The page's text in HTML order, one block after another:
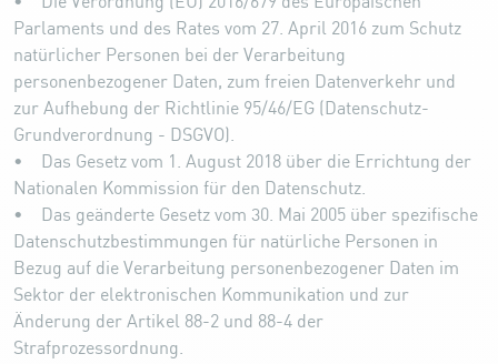
Parlaments und des Rates vom 27. April 2016 zum Schutz
natürlicher Personen bei der Verarbeitung
personenbezogener Daten, zum freien Datenverkehr und
zur Aufhebung der Richtlinie 95/46/EG (Datenschutz-
Grundverordnung - DSGVO).
• Das Gesetz vom 1. August 2018 über die Errichtung der
Nationalen Kommission für den Datenschutz.
• Das geänderte Gesetz vom 30. Mai 2005 über spezifische
Datenschutzbestimmungen für natürliche Personen in
Bezug auf die Verarbeitung personenbezogener Daten im
Sektor der elektronischen Kommunikation und zur
Änderung der Artikel 88-2 und 88-4 der
Strafprozessordnung.